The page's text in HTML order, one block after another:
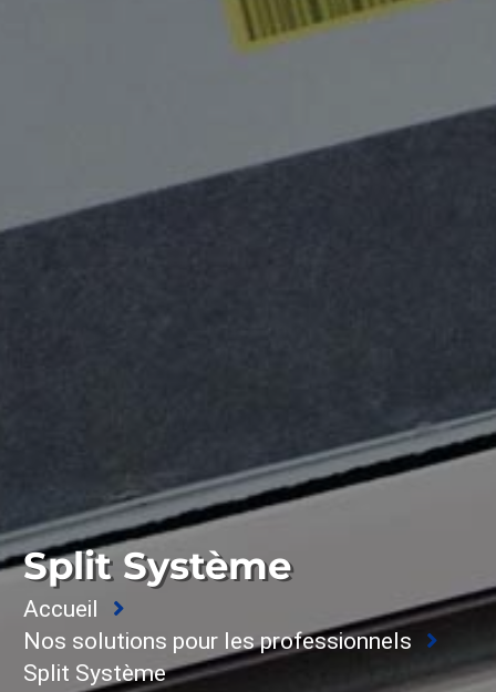
Split Système
Accueil
Nos solutions pour les professionnels
Split Système